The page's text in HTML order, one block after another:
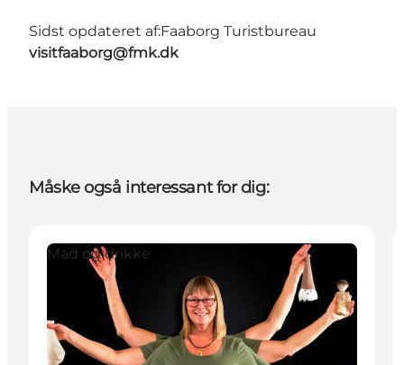
Sidst opdateret af:Faaborg Turistbureau
visitfaaborg@fmk.dk
Måske også interessant for dig:
Mad og drikke